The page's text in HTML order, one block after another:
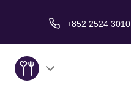
+852 2524 3010